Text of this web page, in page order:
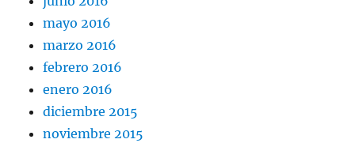
mayo 2016
marzo 2016
febrero 2016
enero 2016
diciembre 2015
noviembre 2015